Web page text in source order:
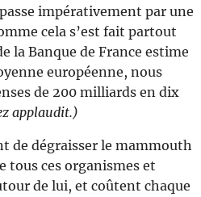
impérativement par une
cela s’est fait partout
la Banque de France estime
européenne, nous
de 200 milliards en dix
applaudit.)
de dégraisser le mammouth
tous ces organismes et
de lui, et coûtent chaque